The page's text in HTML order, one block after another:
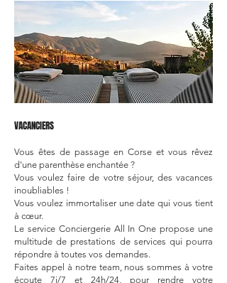
VACANCIERS
Vous êtes de passage en Corse et vous rêvez
d'une parenthèse enchantée ?
Vous voulez faire de votre séjour, des vacances
inoubliables !
Vous voulez immortaliser une date qui vous tient
à cœur.
Le service Conciergerie All In One propose une
multitude de prestations de services qui pourra
répondre à toutes vos demandes.
Faites appel à notre team, nous sommes à votre
écoute 7j/7 et 24h/24, pour rendre votre